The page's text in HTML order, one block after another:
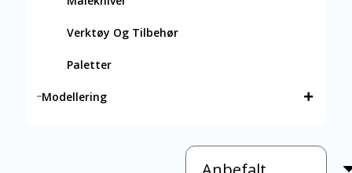
Verktøy Og Tilbehør
Paletter
Modellering